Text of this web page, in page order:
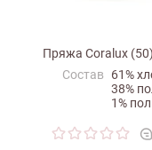
Пряжа Coralux
Состав
61%
38%
1%
Вес мотка 50 г